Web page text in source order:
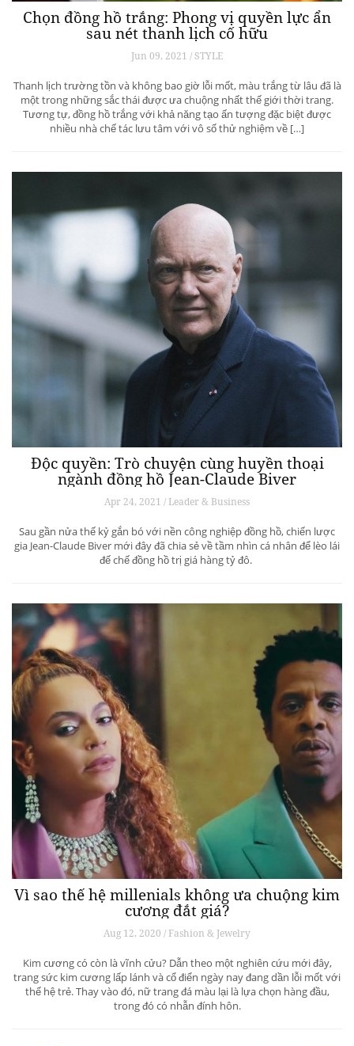
Chọn đồng hồ trắng: Phong vị quyền lực ẩn
sau nét thanh lịch cố hữu
Jun 09, 2021 / STYLE
Thanh lịch trường tồn và không bao giờ lỗi mốt, màu trắng từ lâu đã là
một trong những sắc thái được ưa chuộng nhất thế giới thời trang.
Tương tự, đồng hồ trắng với khả năng tạo ấn tượng đặc biệt được
nhiều nhà chế tác lưu tâm với vô số thử nghiệm về […]
Độc quyền: Trò chuyện cùng huyền thoại
ngành đồng hồ Jean-Claude Biver
Apr 24, 2021 / Leader & Business
Sau gần nửa thế kỷ gắn bó với nền công nghiệp đồng hồ, chiến lược
gia Jean-Claude Biver mới đây đã chia sẻ về tầm nhìn cá nhân để lèo lái
đế chế đồng hồ trị giá hàng tỷ đô.
Vì sao thế hệ millenials không ưa chuộng kim
cương đắt giá?
Aug 12, 2020 / Fashion & Jewelry
Kim cương có còn là vĩnh cửu? Dẫn theo một nghiên cứu mới đây,
trang sức kim cương lấp lánh và cổ điển ngày nay đang dần lỗi mốt với
thế hệ trẻ. Thay vào đó, nữ trang đá màu lại là lựa chọn hàng đầu,
trong đó có nhẫn đính hôn.